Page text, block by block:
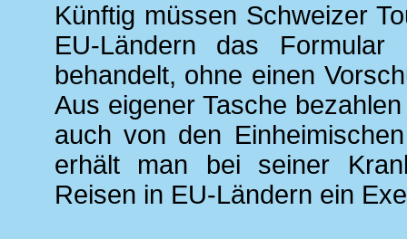
Künftig müssen Schweizer
EU-Ländern das
behandelt, ohne einen
Aus eigener Tasche
auch von den
erhält man bei seiner
Reisen in EU-Ländern ein